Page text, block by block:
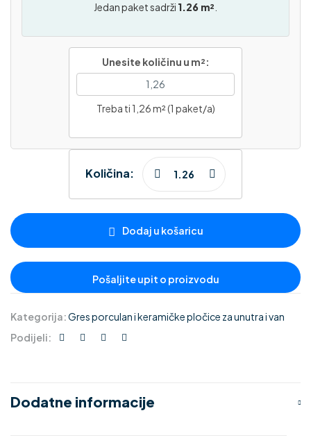
Jedan paket sadrži 1.26 m²
Unesite količinu u m²:
Treba ti 1,26 m² (1 paket/a)
Količina:
Dodaj u košaricu
Kategorija:Gres porculan i keramičke pločice za unutra i van
Podijeli:
Dodatne informacije